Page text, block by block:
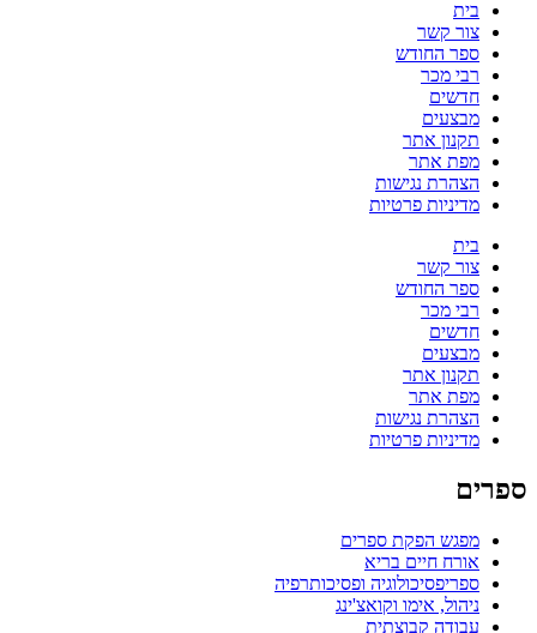
בית
צור קשר
ספר החודש
רבי מכר
חדשים
מבצעים
תקנון אתר
מפת אתר
הצהרת נגישות
מדיניות פרטיות
בית
צור קשר
ספר החודש
רבי מכר
חדשים
מבצעים
תקנון אתר
מפת אתר
הצהרת נגישות
מדיניות פרטיות
ספרים
מפגש הפקת ספרים
אורח חיים בריא
ספריפסיכולוגיה ופסיכותרפיה
ניהול, אימו וקואצ'ינג
עבודה קבוצתית